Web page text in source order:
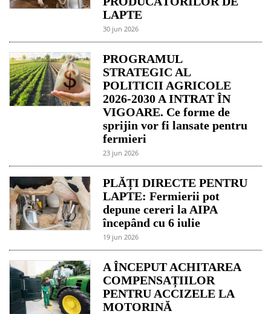
LAPTE
30 jun 2026
PROGRAMUL
STRATEGIC AL
POLITICII AGRICOLE
2026-2030 A INTRAT ÎN
VIGOARE. Ce forme de
sprijin vor fi lansate pentru
fermieri
23 jun 2026
PLĂȚI DIRECTE PENTRU
LAPTE: Fermierii pot
depune cereri la AIPA
începând cu 6 iulie
19 jun 2026
A ÎNCEPUT ACHITAREA
COMPENSAȚIILOR
PENTRU ACCIZELE LA
MOTORINĂ